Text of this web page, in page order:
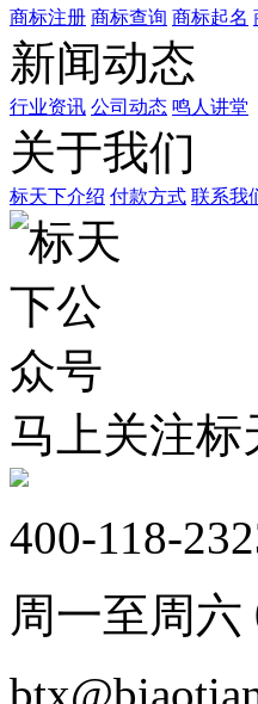
商标注册 商标查询 商标起名
新闻动态
行业资讯 公司动态 鸣人讲堂
关于我们
标天下介绍 付款方式 联系我
马上关注
400-118-
周一至周六